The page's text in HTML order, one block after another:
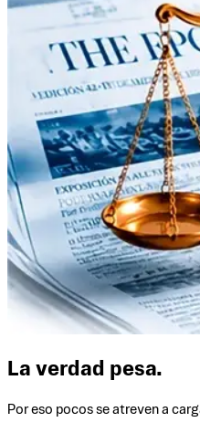
La verdad pesa.
Por eso pocos se atreven a